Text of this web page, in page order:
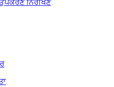
ਨਿਰੀਖਣ